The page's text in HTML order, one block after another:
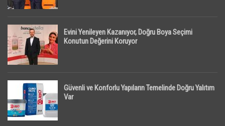
Evini Yenileyen Kazanıyor, Doğru Boya Seçimi
Konutun Değerini Koruyor
Güvenli ve Konforlu Yapıların Temelinde Doğru Yalıtım
Var